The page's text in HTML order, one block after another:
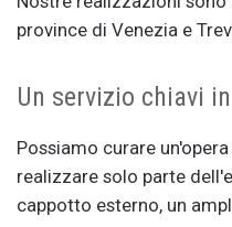
province di Venezia e
Un servizio chiavi
Possiamo curare
realizzare solo parte
cappotto esterno, un